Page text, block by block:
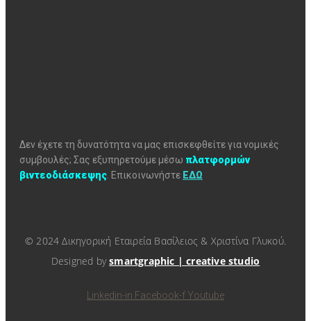
Δεν έχετε τη δυνατότητα να μας επισκεφθείτε για νομικές
συμβουλές; Σας εξυπηρετούμε μέσω πλατφορμών
βιντεοδιάσκεψης Επικοινωνήστε ΕΔΩ
© 2024 Δικηγορική Εταιρεία Βασίλειος & Χριστίνα Γλυκού.
Designed bysmartgraphic | creative studio
Linkedin-in Facebook-f Youtube